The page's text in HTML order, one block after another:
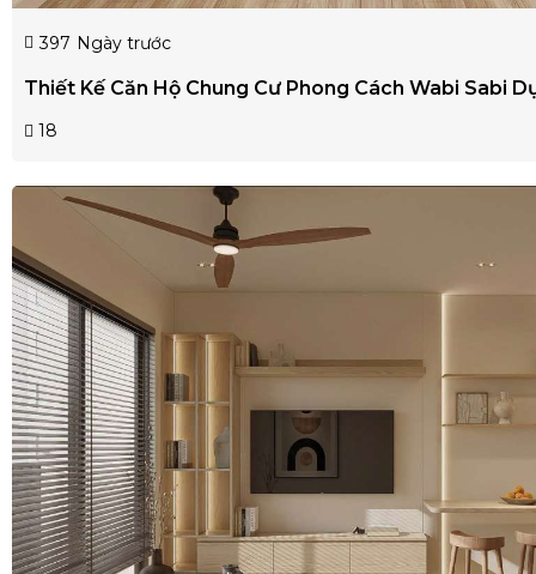
397 Ngày trước
Thiết Kế Căn Hộ Chung Cư Phong Cách Wabi Sabi
18